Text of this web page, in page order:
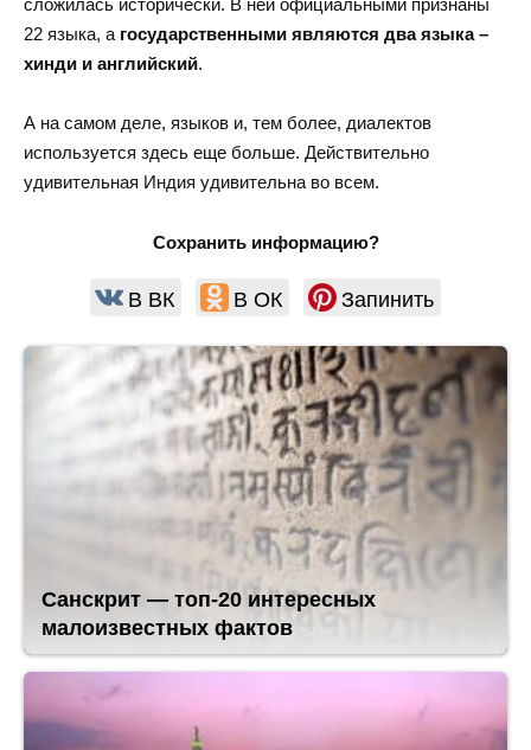
сложилась исторически. В ней официальными признаны
22 языка, а государственными являются два языка –
хинди и английский.
А на самом деле, языков и, тем более, диалектов
используется здесь еще больше. Действительно
удивительная Индия удивительна во всем.
Сохранить информацию?
В ВК В ОК Запинить
Санскрит — топ-20 интересных
малоизвестных фактов